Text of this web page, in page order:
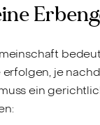
je
ein